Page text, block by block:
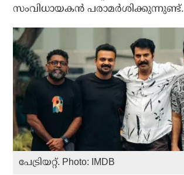
സംവിധായകന്‍ പരാമര്‍ശിക്കുന്നുണ്ട്.
പേട്രിയറ്റ്. Photo: IMDB